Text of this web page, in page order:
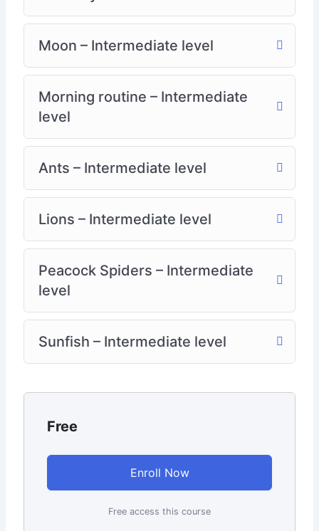
Moon – Intermediate level
Morning routine – Intermediate
level
Ants – Intermediate level
Lions – Intermediate level
Peacock Spiders – Intermediate
level
Sunfish – Intermediate level
Free
Enroll Now
Free access this course